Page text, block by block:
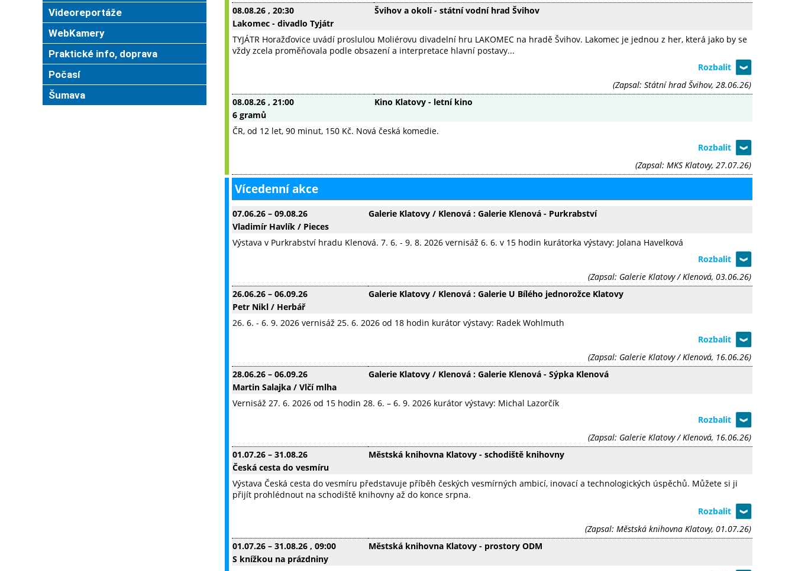
Videoreportáže
WebKamery
Praktické info, doprava
Počasí
Šumava
08.08.26, 20:30
Švihov a okolí - státní vodní hrad Švihov
Lakomec - divadlo Tyjátr
TYJÁTR Horažďovice uvádí proslulou Moliérovu divadelní hru LAKOMEC na hradě Švihov. Lakomec je jednou z her, která jako by se
vždy zcela proměňovala podle obsazení a interpretace hlavní postavy...
(Zapsal: Státní hrad Švihov, 28.06.26)
08.08.26, 21:00
Kino Klatovy - letní kino
6 gramů
ČR, od 12 let, 90 minut, 150 Kč. Nová česká komedie.
(Zapsal: MKS Klatovy, 27.07.26)
Vícedenní akce
07.06.26– 09.08.26
Galerie Klatovy / Klenová : Galerie Klenová - Purkrabství
Vladimír Havlík / Pieces
Výstava v Purkrabství hradu Klenová. 7. 6. - 9. 8. 2026 vernisáž 6. 6. v 15 hodin kurátorka výstavy: Jolana Havelková
(Zapsal: Galerie Klatovy / Klenová, 03.06.26)
26.06.26– 06.09.26
Galerie Klatovy / Klenová : Galerie U Bílého jednorožce Klatovy
Petr Nikl / Herbář
26. 6. - 6. 9. 2026 vernisáž 25. 6. 2026 od 18 hodin kurátor výstavy: Radek Wohlmuth
(Zapsal: Galerie Klatovy / Klenová, 16.06.26)
28.06.26– 06.09.26
Galerie Klatovy / Klenová : Galerie Klenová - Sýpka Klenová
Martin Salajka / Vlčí mlha
Vernisáž 27. 6. 2026 od 15 hodin 28. 6. – 6. 9. 2026 kurátor výstavy: Michal Lazorčík
(Zapsal: Galerie Klatovy / Klenová, 16.06.26)
01.07.26– 31.08.26
Městská knihovna Klatovy - schodiště knihovny
Česká cesta do vesmíru
Výstava Česká cesta do vesmíru představuje příběh českých vesmírných ambicí, inovací a technologických úspěchů. Můžete si ji
přijít prohlédnout na schodiště knihovny až do konce srpna.
(Zapsal: Městská knihovna Klatovy, 01.07.26)
01.07.26– 31.08.26, 09:00
Městská knihovna Klatovy - prostory ODM
S knížkou na prázdniny